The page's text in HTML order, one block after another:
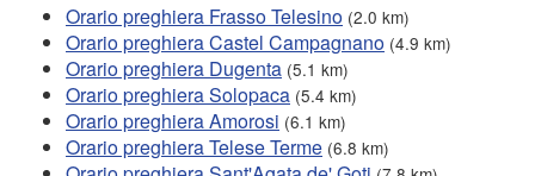
Orario preghiera Frasso Telesino (2.0 km)
Orario preghiera Castel Campagnano (4.9 km)
Orario preghiera Dugenta (5.1 km)
Orario preghiera Solopaca (5.4 km)
Orario preghiera Amorosi (6.1 km)
Orario preghiera Telese Terme (6.8 km)